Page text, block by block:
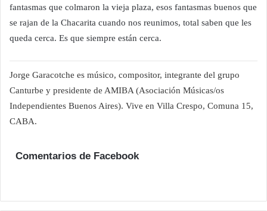
fantasmas que colmaron la vieja plaza, esos fantasmas buenos que
se rajan de la Chacarita cuando nos reunimos, total saben que les
queda cerca. Es que siempre están cerca.
Jorge Garacotche es músico, compositor, integrante del grupo
Canturbe y presidente de AMIBA (Asociación Músicas/os
Independientes Buenos Aires). Vive en Villa Crespo, Comuna 15,
CABA.
Comentarios de Facebook